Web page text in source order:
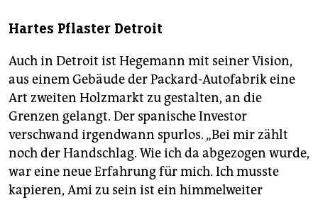
Hartes Pflaster Detroit
Auch in Detroit ist Hegemann mit seiner Vision,
aus einem Gebäude der Packard-Autofabrik eine
Art zweiten Holzmarkt zu gestalten, an die
Grenzen gelangt. Der spanische Investor
verschwand irgendwann spurlos. „Bei mir zählt
noch der Handschlag. Wie ich da abgezogen wurde,
war eine neue Erfahrung für mich. Ich musste
kapieren, Ami zu sein ist ein himmelweiter